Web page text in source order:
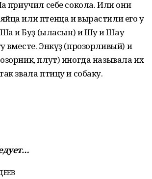
приучил себе сокола. Или они
или птенца и вырастили его у
и Буҙ (ыласын) и Шуҡ и Шау
вместе. Энкүҙ (прозорливый) и
плут) иногда называла их
звала птицу и собаку.